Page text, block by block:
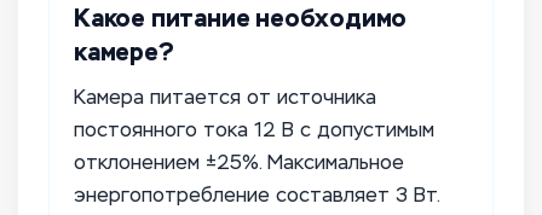
Какое питание необходимо
камере?
Камера питается от источника
постоянного тока 12 В с допустимым
отклонением ±25%. Максимальное
энергопотребление составляет 3 Вт.